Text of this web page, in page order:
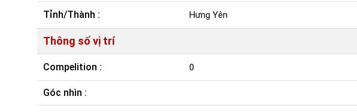
Tỉnh/Thành : Hưng Yên
Thông số vị trí
Compelition : 0
Góc nhìn :